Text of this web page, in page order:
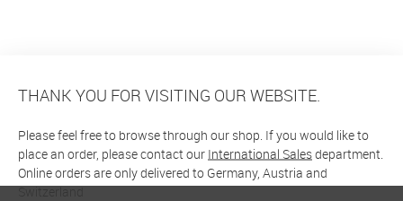
THANK YOU FOR VISITING OUR WEBSITE.
Please feel free to browse through our shop. If you would like to
place an order, please contact our International Salesdepartment.
Online orders are only delivered to Germany, Austria and
Switzerland